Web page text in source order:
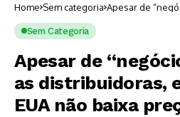
Home Sem categoria Apesar de
distribuidoras,
Sem Categoria
Apesar de
as distribuidoras,
EUA não baixa